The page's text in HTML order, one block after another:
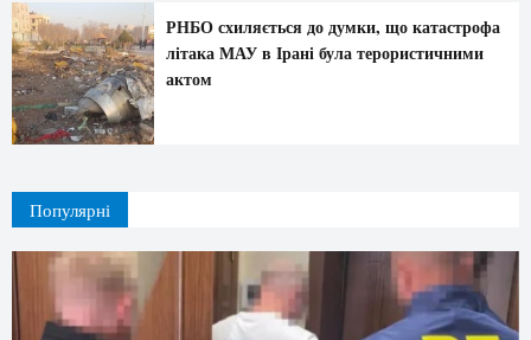
РНБО схиляється до думки, що катастрофа
літака МАУ в Ірані була терористичними
актом
Популярні